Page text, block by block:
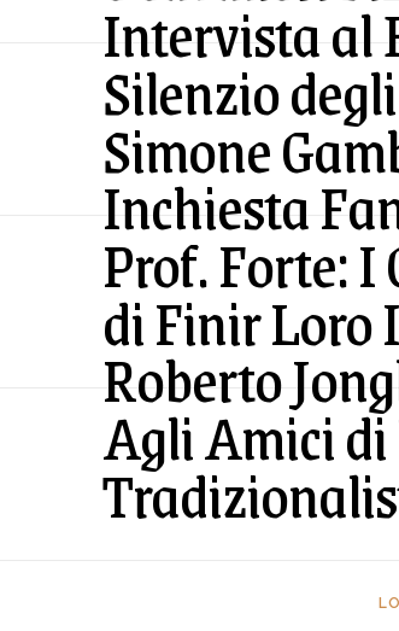
Intervista al
Silenzio
Simone
Inchiesta
Prof. Forte:
di Finir Loro
Roberto
Agli Amici